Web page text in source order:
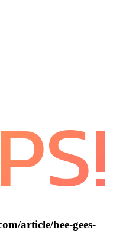
article/bee-gees-